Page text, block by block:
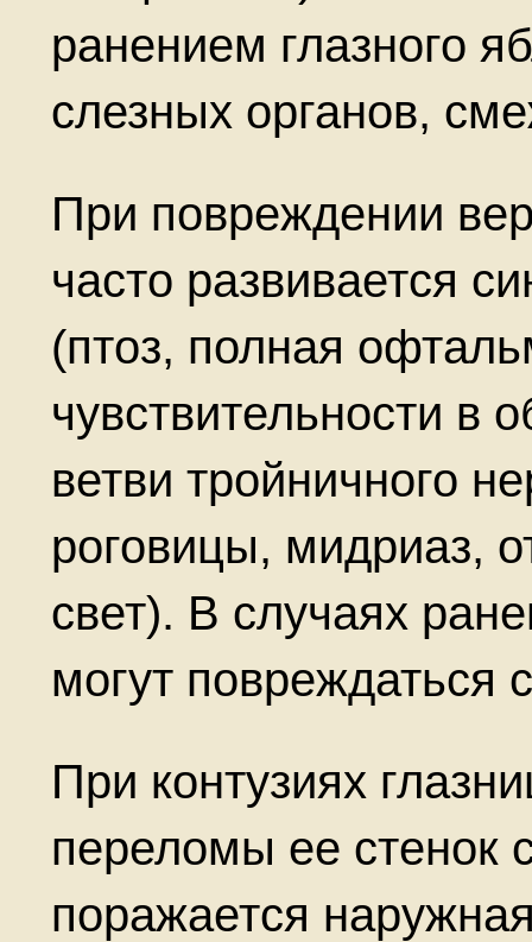
ранением глазного
слезных органов,
При повреждении
часто развивается
(птоз, полная
чувствительности в
ветви тройничного
роговицы, мидриаз,
свет). В случаях
могут повреждаться
При контузиях
переломы ее стенок
поражается